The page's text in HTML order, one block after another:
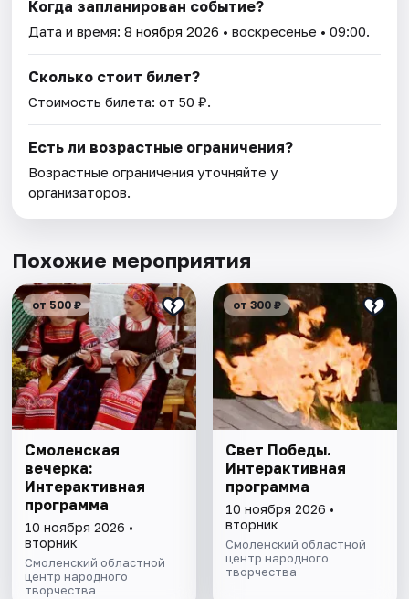
Когда запланирован событие?
Дата и время:8 ноября 2026 • воскресенье • 09:00.
Сколько стоит билет?
Стоимость билета: от 50 ₽.
Есть ли возрастные ограничения?
Возрастные ограничения уточняйте у
организаторов.
Похожие мероприятия
от 500 ₽
Смоленская
вечерка:
Интерактивная
программа
10 ноября 2026 •
вторник
Смоленский областной
центр народного
творчества
от 300 ₽
Свет Победы.
Интерактивная
программа
10 ноября 2026 •
вторник
Смоленский областной
центр народного
творчества